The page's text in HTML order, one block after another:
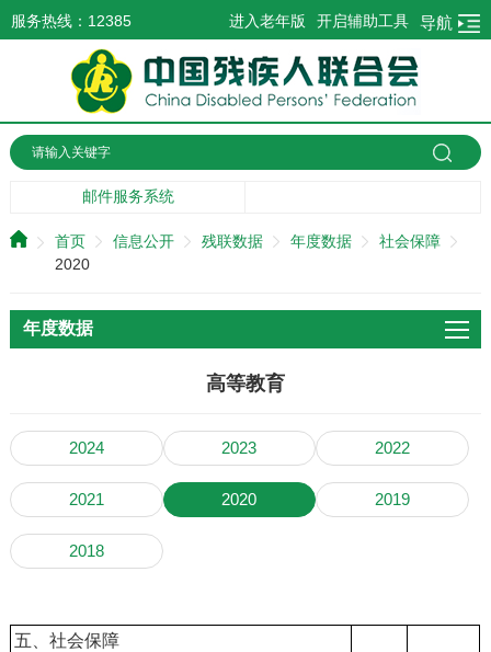
服务热线：12385 导航
开启辅助工具
进入老年版
邮件服务系统
首页 信息公开 残联数据 年度数据
社会保障
2020
年度数据
高等教育
2024 2023 2022
2021 2020 2019
2018
五、社会保障